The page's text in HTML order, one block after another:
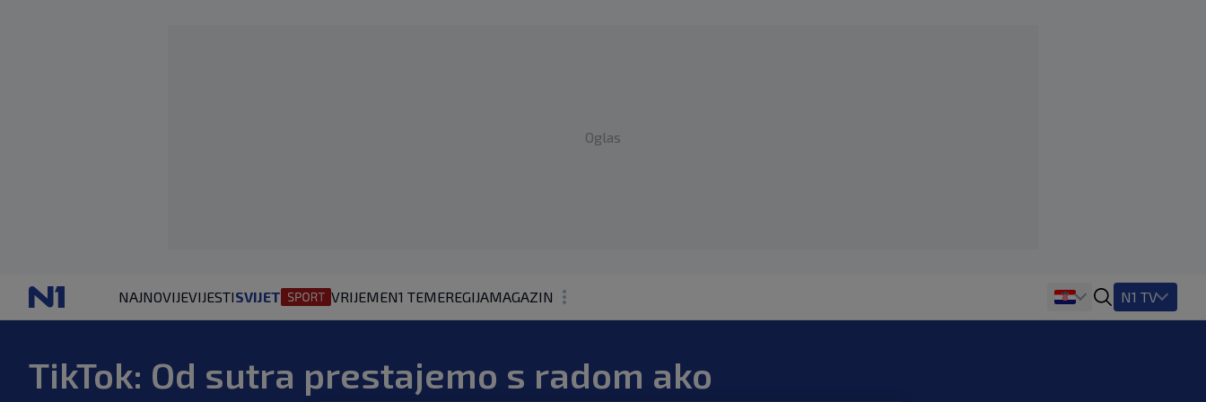
Oglas
NAJNOVIJEVIJESTISVIJET VRIJEMEN1 TEMEREGIJAMAGAZIN
KOLUMNE
N1 TV
TikTok: Od sutra prestajemo s radom ako